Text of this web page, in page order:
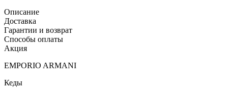
Описание
Доставка
Гарантии и возврат
Способы оплаты
Акция
EMPORIO ARMANI
Кеды